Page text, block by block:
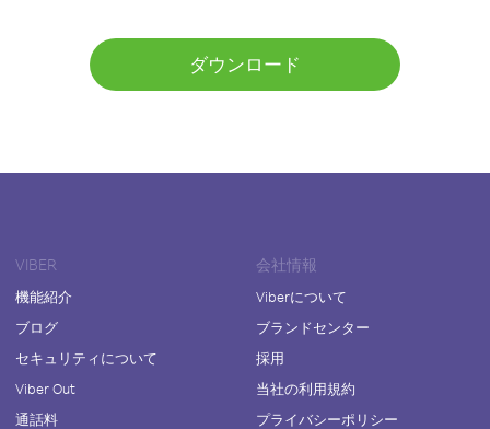
ダウンロード
VIBER
機能紹介
ブログ
セキュリティについて
Viber Out
通話料
会社情報
Viberについて
ブランドセンター
採用
当社の利用規約
プライバシーポリシー